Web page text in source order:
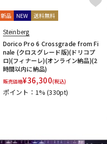
新品 NEW 送料無料
Steinberg
Dorico Pro 6 Crossgrade from Fi
nale (クロスグレード版)(ドリコプ
ロ)(フィナーレ)(オンライン納品)(2
時間以内に納品)
販売価格¥36,300(税込)
ポイント：1%(330pt)